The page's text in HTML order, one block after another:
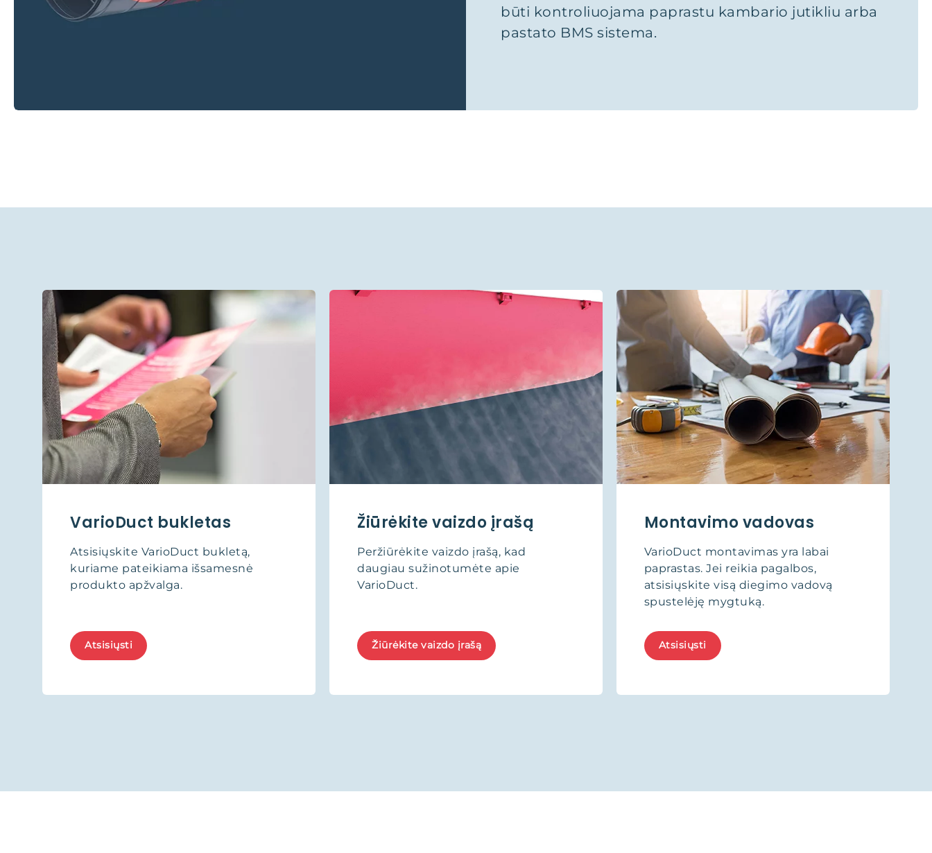
būti kontroliuojama paprastu kambario jutikliu arba
pastato BMS sistema.
VarioDuct bukletas
Atsisiųskite VarioDuct bukletą,
kuriame pateikiama išsamesnė
produkto apžvalga.
Atsisiųsti
Žiūrėkite vaizdo įrašą
Peržiūrėkite vaizdo įrašą, kad
daugiau sužinotumėte apie
VarioDuct.
Žiūrėkite vaizdo įrašą
Montavimo vadovas
VarioDuct montavimas yra labai
paprastas. Jei reikia pagalbos,
atsisiųskite visą diegimo vadovą
spustelėję mygtuką.
Atsisiųsti